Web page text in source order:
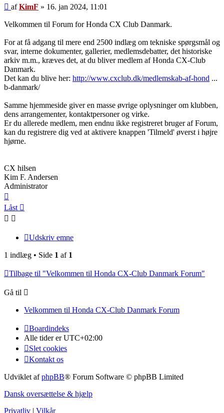
Indlæg
afKimF » 16. jan 2024, 11:01
Velkommen til Forum for Honda CX Club Danmark.
For at få adgang til mere end 2500 indlæg om tekniske spørgsmål og
svar, interne dokumenter, gallerier, medlemsdebatter, det historiske
arkiv m.m., kræves det, at du bliver medlem af Honda CX-Club
Danmark.
Det kan du blive her: http://www.cxclub.dk/medlemskab-af-hond ...
b-danmark/
Samme hjemmeside giver en masse øvrige oplysninger om klubben,
dens arrangementer, kontaktpersoner og virke.
Er du allerede medlem, men endnu ikke registreret bruger af Forum,
kan du registrere dig ved at aktivere knappen 'Tilmeld' øverst i højre
hjørne.
CX hilsen
Kim F. Andersen
Administrator
Låst
Udskriv emne
1 indlæg • Side 1 af 1
Tilbage til "Velkommen til Honda CX-Club Danmark Forum"
Gå til
Velkommen til Honda CX-Club Danmark Forum
Boardindeks
Alle tider erUTC+02:00
Slet cookies
Kontakt os
Udviklet afphpBB® Forum Software © phpBB Limited
Dansk oversættelse & hjælp
Privatliv | Vilkår